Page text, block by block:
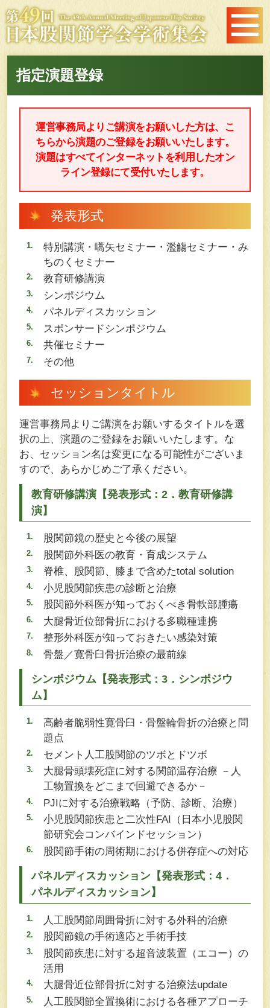
指定演題登録
運営事務局よりご講演をお願いした方は、こ
ちらから演題のご登録をお願いいたします。
演題はすべてインターネットを利用したオン
ライン登録にて受付いたします。
発表形式
特別講演・嚆矢セミナー・濫觴セミナー・み
ちのくセミナー
教育研修講演
シンポジウム
パネルディスカッション
スポンサードシンポジウム
共催セミナー
その他
セッションタイトル
運営事務局よりご講演をお願いするタイトルを選
択の上、演題のご登録をお願いいたします。な
お、セッション名は変更になる可能性がございま
すので、あらかじめご了承ください。
教育研修講演【発表形式：2．教育研修講
演】
股関節鏡の歴史と今後の展望
股関節外科医の教育・育成システム
脊椎、股関節、膝まで含めたtotal solution
小児股関節疾患の診断と治療
股関節外科医が知っておくべき骨軟部腫瘍
大腿骨近位部骨折における多職種連携
整形外科医が知っておきたい感染対策
骨盤／寛骨臼骨折治療の最前線
シンポジウム【発表形式：3．シンポジウ
ム】
高齢者脆弱性寛骨臼・骨盤輪骨折の治療と問
題点
セメント人工股関節のツボとドツボ
大腿骨頭壊死症に対する関節温存治療 －人
工物置換をどこまで回避できるか－
PJIに対する治療戦略（予防、診断、治療）
小児股関節疾患と二次性FAI（日本小児股関
節研究会コンバインドセッション）
股関節手術の周術期における併存症への対応
パネルディスカッション【発表形式：4．
パネルディスカッション】
人工股関節周囲骨折に対する外科的治療
股関節鏡の手術適応と手術手技
股関節疾患に対する超音波装置（エコー）の
活用
大腿骨近位部骨折に対する治療法update
人工股関節全置換術における各種アプローチ